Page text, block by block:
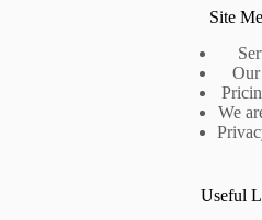
Site
Our
We
Useful